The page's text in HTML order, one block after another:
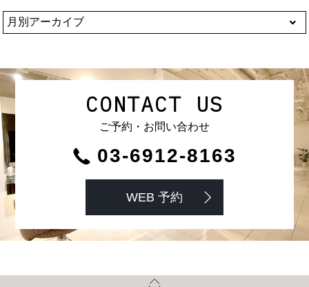
CONTACT US
ご予約・お問い合わせ
03-6912-8163
WEB 予約